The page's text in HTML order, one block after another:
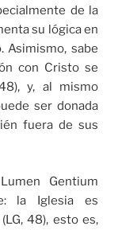
de la
su lógica en
Asimismo, sabe
con Cristo se
y, al mismo
ser donada
fuera de sus
Gentium
la Iglesia es
48), esto es,